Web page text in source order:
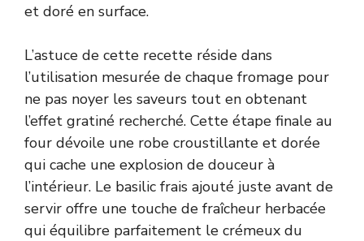
et doré en surface.
L’astuce de cette recette réside dans
l’utilisation mesurée de chaque fromage pour
ne pas noyer les saveurs tout en obtenant
l’effet gratiné recherché. Cette étape finale au
four dévoile une robe croustillante et dorée
qui cache une explosion de douceur à
l’intérieur. Le basilic frais ajouté juste avant de
servir offre une touche de fraîcheur herbacée
qui équilibre parfaitement le crémeux du